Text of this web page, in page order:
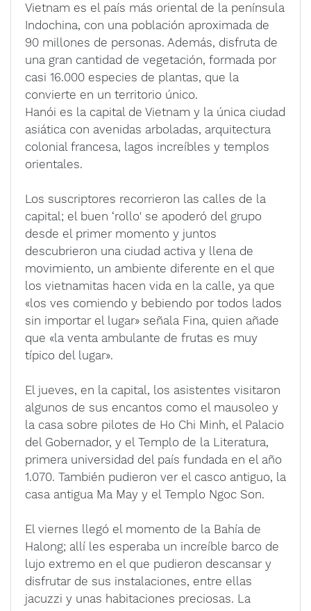
Vietnam es el país más oriental de la península
Indochina, con una población aproximada de
90 millones de personas. Además, disfruta de
una gran cantidad de vegetación, formada por
casi 16.000 especies de plantas, que la
convierte en un territorio único.
Hanói es la capital de Vietnam y la única ciudad
asiática con avenidas arboladas, arquitectura
colonial francesa, lagos increíbles y templos
orientales.
Los suscriptores recorrieron las calles de la
capital; el buen ‘rollo' se apoderó del grupo
desde el primer momento y juntos
descubrieron una ciudad activa y llena de
movimiento, un ambiente diferente en el que
los vietnamitas hacen vida en la calle, ya que
«los ves comiendo y bebiendo por todos lados
sin importar el lugar» señala Fina, quien añade
que «la venta ambulante de frutas es muy
típico del lugar».
El jueves, en la capital, los asistentes visitaron
algunos de sus encantos como el mausoleo y
la casa sobre pilotes de Ho Chi Minh, el Palacio
del Gobernador, y el Templo de la Literatura,
primera universidad del país fundada en el año
1.070. También pudieron ver el casco antiguo, la
casa antigua Ma May y el Templo Ngoc Son.
El viernes llegó el momento de la Bahía de
Halong; allí les esperaba un increíble barco de
lujo extremo en el que pudieron descansar y
disfrutar de sus instalaciones, entre ellas
jacuzzi y unas habitaciones preciosas. La